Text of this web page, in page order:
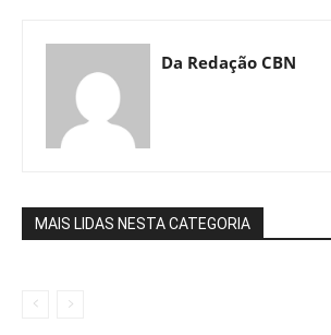
Da Redação CBN
MAIS LIDAS NESTA CATEGORIA